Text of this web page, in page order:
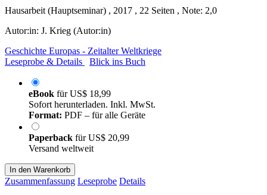
Hausarbeit (Hauptseminar) , 2017 , 22 Seiten , Note: 2,0
Autor:in: J. Krieg (Autor:in)
Geschichte Europas - Zeitalter Weltkriege
Leseprobe & Details
Blick ins Buch
eBook fürUS$ 18,99
Sofort herunterladen. Inkl. MwSt.
Format: PDF – für alle Geräte
Paperback fürUS$ 20,99
Versand weltweit
In den Warenkorb
Zusammenfassung Leseprobe Details